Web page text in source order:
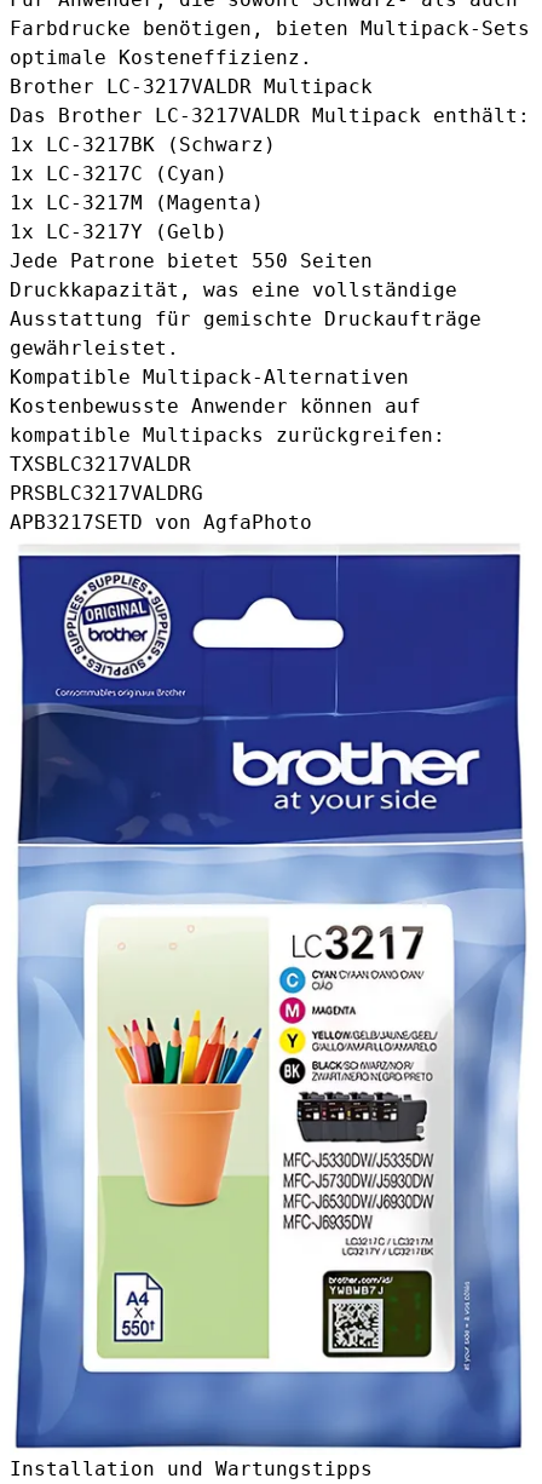
Farbdrucke benötigen, bieten Multipack-Sets
optimale Kosteneffizienz.
Brother LC-3217VALDR Multipack
Das Brother LC-3217VALDR Multipack enthält:
1x LC-3217BK (Schwarz)
1x LC-3217C (Cyan)
1x LC-3217M (Magenta)
1x LC-3217Y (Gelb)
Jede Patrone bietet 550 Seiten
Druckkapazität, was eine vollständige
Ausstattung für gemischte Druckaufträge
gewährleistet.
Kompatible Multipack-Alternativen
Kostenbewusste Anwender können auf
kompatible Multipacks zurückgreifen:
TXSBLC3217VALDR
PRSBLC3217VALDRG
APB3217SETD von AgfaPhoto
Installation und Wartungstipps